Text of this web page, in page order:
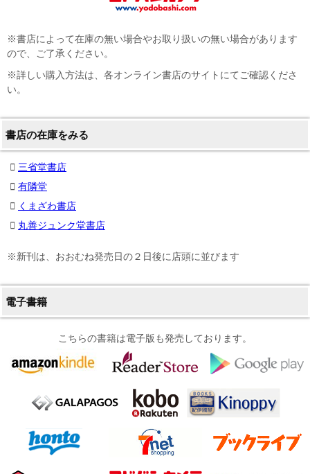
※書店によって在庫の無い場合やお取り扱いの無い場合があります
ので、ご了承ください。
※詳しい購入方法は、各オンライン書店のサイトにてご確認くださ
い。
書店の在庫をみる
三省堂書店
有隣堂
くまざわ書店
丸善ジュンク堂書店
※新刊は、おおむね発売日の２日後に店頭に並びます
電子書籍
こちらの書籍は電子版も発売しております。